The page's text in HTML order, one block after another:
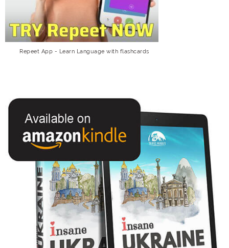
Repeet App - Learn Language with flashcards